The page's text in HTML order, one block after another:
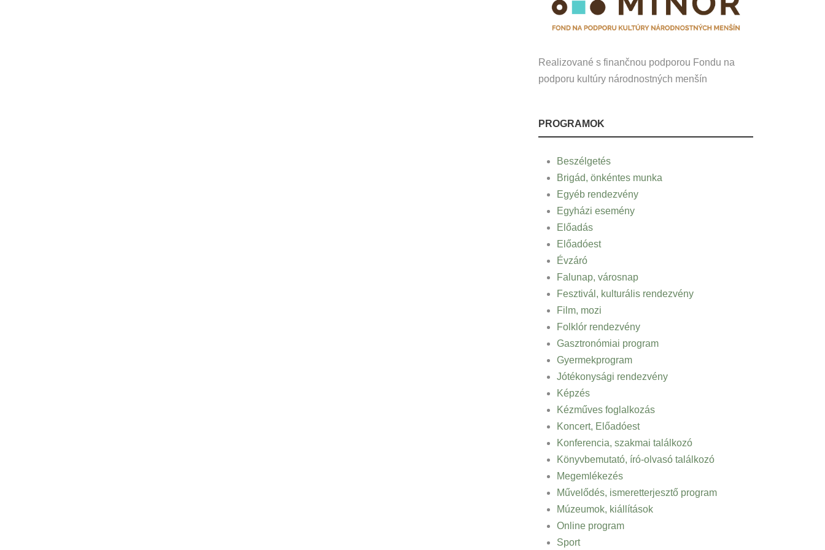
Realizované s finančnou podporou Fondu na
podporu kultúry národnostných menšín
PROGRAMOK
Beszélgetés
Brigád, önkéntes munka
Egyéb rendezvény
Egyházi esemény
Előadás
Előadóest
Évzáró
Falunap, városnap
Fesztivál, kulturális rendezvény
Film, mozi
Folklór rendezvény
Gasztronómiai program
Gyermekprogram
Jótékonysági rendezvény
Képzés
Kézműves foglalkozás
Koncert, Előadóest
Konferencia, szakmai találkozó
Könyvbemutató, író-olvasó találkozó
Megemlékezés
Művelődés, ismeretterjesztő program
Múzeumok, kiállítások
Online program
Sport